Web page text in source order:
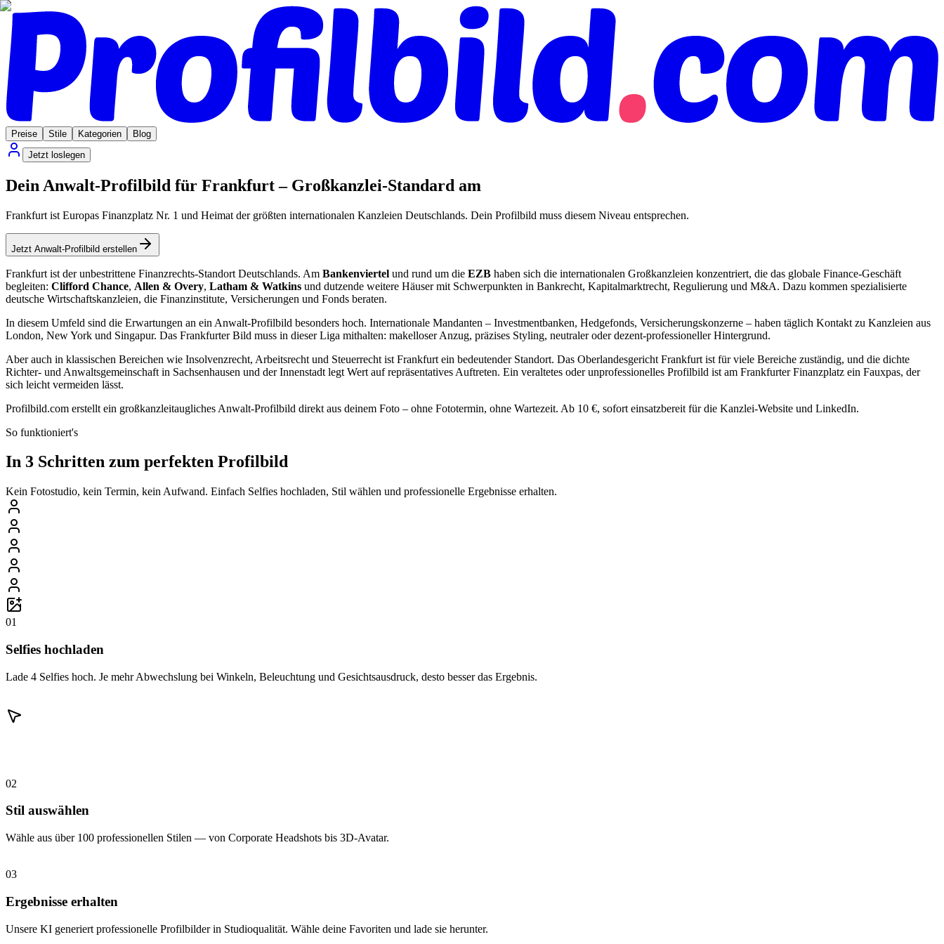
Preise Stile Kategorien
Blog
Jetzt loslegen
Dein Anwalt-Profilbild für Frankfurt – Großkanzlei-Standard am
Frankfurt ist Europas Finanzplatz Nr. 1 und Heimat der größten internationalen Kanzleien Deutschlands. Dein Profilbild muss diesem Niveau entsprechen.
Jetzt Anwalt-Profilbild erstellen
Frankfurt ist der unbestrittene Finanzrechts-Standort Deutschlands. Am Bankenviertel und rund um die EZB haben sich die internationalen Großkanzleien konzentriert, die das globale Finance-Geschäft
begleiten: Clifford Chance, Allen & Overy, Latham & Watkins und dutzende weitere Häuser mit Schwerpunkten in Bankrecht, Kapitalmarktrecht, Regulierung und M&A. Dazu kommen spezialisierte
deutsche Wirtschaftskanzleien, die Finanzinstitute, Versicherungen und Fonds beraten.
In diesem Umfeld sind die Erwartungen an ein Anwalt-Profilbild besonders hoch. Internationale Mandanten – Investmentbanken, Hedgefonds, Versicherungskonzerne – haben täglich Kontakt zu Kanzleien aus
London, New York und Singapur. Das Frankfurter Bild muss in dieser Liga mithalten: makelloser Anzug, präzises Styling, neutraler oder dezent-professioneller Hintergrund.
Aber auch in klassischen Bereichen wie Insolvenzrecht, Arbeitsrecht und Steuerrecht ist Frankfurt ein bedeutender Standort. Das Oberlandesgericht Frankfurt ist für viele Bereiche zuständig, und die dichte
Richter- und Anwaltsgemeinschaft in Sachsenhausen und der Innenstadt legt Wert auf repräsentatives Auftreten. Ein veraltetes oder unprofessionelles Profilbild ist am Frankfurter Finanzplatz ein Fauxpas, der
sich leicht vermeiden lässt.
Profilbild.com erstellt ein großkanzleitaugliches Anwalt-Profilbild direkt aus deinem Foto – ohne Fototermin, ohne Wartezeit. Ab 10 €, sofort einsatzbereit für die Kanzlei-Website und LinkedIn.
So funktioniert's
In 3 Schritten zum perfekten Profilbild
Kein Fotostudio, kein Termin, kein Aufwand. Einfach Selfies hochladen, Stil wählen und professionelle Ergebnisse erhalten.
01
Selfies hochladen
Lade 4 Selfies hoch. Je mehr Abwechslung bei Winkeln, Beleuchtung und Gesichtsausdruck, desto besser das Ergebnis.
02
Stil auswählen
Wähle aus über 100 professionellen Stilen — von Corporate Headshots bis 3D-Avatar.
03
Ergebnisse erhalten
Unsere KI generiert professionelle Profilbilder in Studioqualität. Wähle deine Favoriten und lade sie herunter.